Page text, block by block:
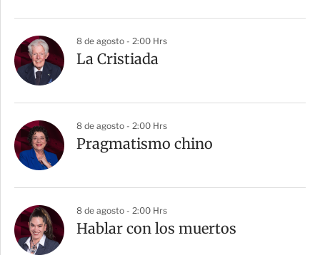
8 de agosto - 2:00 Hrs
La Cristiada
8 de agosto - 2:00 Hrs
Pragmatismo chino
8 de agosto - 2:00 Hrs
Hablar con los muertos